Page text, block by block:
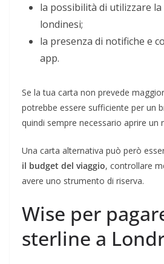
la possibilità di utilizzare
londinesi;
la presenza di notifiche e
app.
Se la tua carta non prevede
potrebbe essere sufficiente per un
quindi sempre necessario aprire un
Una carta alternativa può però
il budget del viaggio, controllare
avere uno strumento di riserva.
Wise per
sterline a